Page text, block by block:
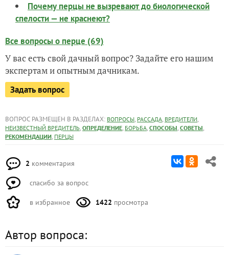
Почему перцы не вызревают до биологической
спелости — не краснеют?
Все вопросы о перце (69)
У вас есть свой дачный вопрос? Задайте его нашим
экспертам и опытным дачникам.
Задать вопрос
ВОПРОС РАЗМЕЩЕН В РАЗДЕЛАХ: ВОПРОСЫ, РАССАДА, ВРЕДИТЕЛИ,
НЕИЗВЕСТНЫЙ ВРЕДИТЕЛЬ, ОПРЕДЕЛЕНИЕ, БОРЬБА, СПОСОБЫ, СОВЕТЫ,
РЕКОМЕНДАЦИИ, ПЕРЦЫ
2 комментария
спасибо за вопрос
в избранное 1422 просмотра
Автор вопроса: